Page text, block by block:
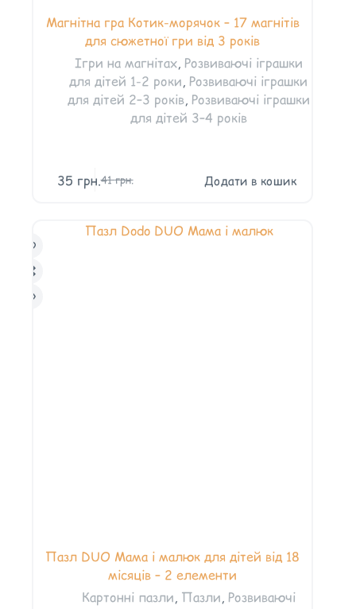
Магнітна гра Котик-морячок – 17 магнітів
для сюжетної гри від 3 років
Ігри на магнітах, Розвиваючі іграшки
для дітей 1-2 роки, Розвиваючі іграшки
для дітей 2–3 років, Розвиваючі іграшки
для дітей 3–4 років
41грн.
35 грн. Додати в кошик
Пазл DUO Мама і малюк для дітей від 18
місяців – 2 елементи
Картонні пазли, Пазли, Розвиваючі